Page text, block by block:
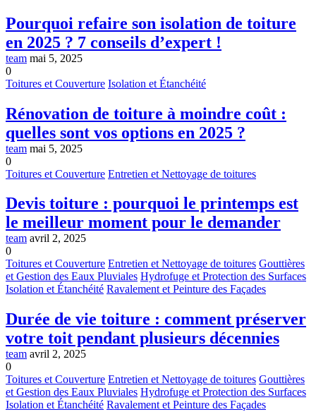
Pourquoi refaire son isolation de toiture
en 2025 ? 7 conseils d’expert !
team mai 5, 2025
0
Toitures et Couverture Isolation et Étanchéité
Rénovation de toiture à moindre coût :
quelles sont vos options en 2025 ?
team mai 5, 2025
0
Toitures et Couverture Entretien et Nettoyage de toitures
Devis toiture : pourquoi le printemps est
le meilleur moment pour le demander
team avril 2, 2025
0
Toitures et Couverture Entretien et Nettoyage de toitures Gouttières
et Gestion des Eaux Pluviales Hydrofuge et Protection des Surfaces
Isolation et Étanchéité Ravalement et Peinture des Façades
Durée de vie toiture : comment préserver
votre toit pendant plusieurs décennies
team avril 2, 2025
0
Toitures et Couverture Entretien et Nettoyage de toitures Gouttières
et Gestion des Eaux Pluviales Hydrofuge et Protection des Surfaces
Isolation et Étanchéité Ravalement et Peinture des Façades